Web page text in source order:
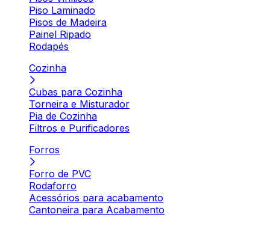
Piso Laminado
Pisos de Madeira
Painel Ripado
Rodapés
Cozinha
Cubas para Cozinha
Torneira e Misturador
Pia de Cozinha
Filtros e Purificadores
Forros
Forro de PVC
Rodaforro
Acessórios para acabamento
Cantoneira para Acabamento